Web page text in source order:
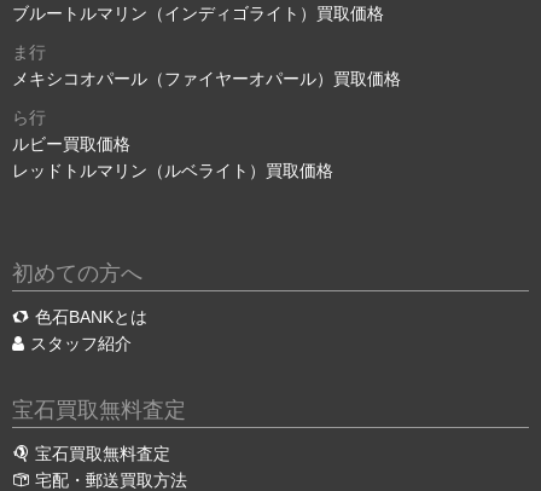
ブルートルマリン（インディゴライト）買取価格
ま行
メキシコオパール（ファイヤーオパール）買取価格
ら行
ルビー買取価格
レッドトルマリン（ルベライト）買取価格
初めての方へ
色石BANKとは
スタッフ紹介
宝石買取無料査定
宝石買取無料査定
宅配・郵送買取方法